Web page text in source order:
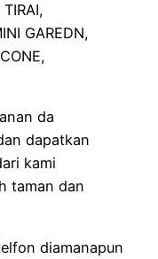
GAREDN,
da
dapatkan
kami
taman dan
diamanapun